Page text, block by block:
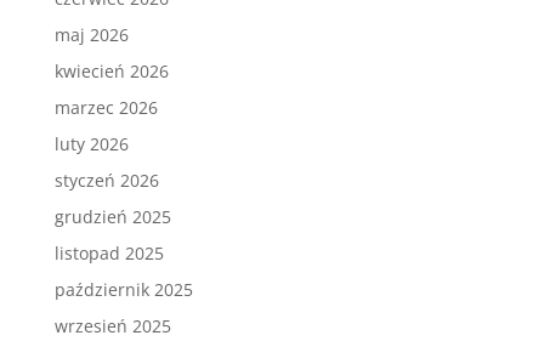
maj 2026
kwiecień 2026
marzec 2026
luty 2026
styczeń 2026
grudzień 2025
listopad 2025
październik 2025
wrzesień 2025